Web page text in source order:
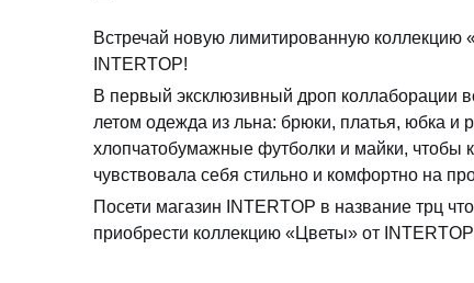
Встречай новую лимитированную коллекцию
INTERTOP!
В первый эксклюзивный дроп коллаборации
летом одежда из льна: брюки, платья, юбка и
хлопчатобумажные футболки и майки, чтобы
чувствовала себя стильно и комфортно на
Посети магазин INTERTOP в название трц
приобрести коллекцию «Цветы» от